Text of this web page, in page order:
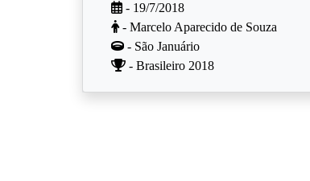
- 19/7/2018
- Marcelo Aparecido de Souza
- São Januário
- Brasileiro 2018